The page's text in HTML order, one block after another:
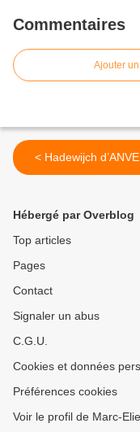
Commentaires
Ajouter
< Hadewijch
Hébergé par Overblog
Top articles
Pages
Contact
Signaler un abus
C.G.U.
Cookies et données
Préférences cookies
Voir le profil de Marc-